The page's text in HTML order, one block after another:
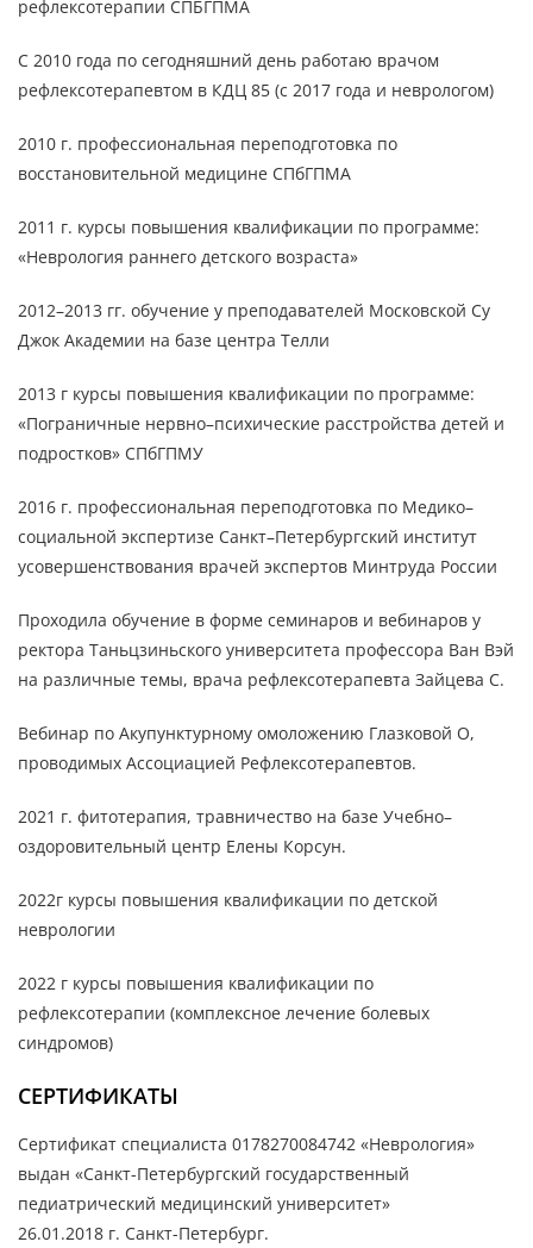
рефлексотерапии СПБГПМА
С 2010 года по сегодняшний день работаю врачом
рефлексотерапевтом в КДЦ 85 (с 2017 года и неврологом)
2010 г. профессиональная переподготовка по
восстановительной медицине СПбГПМА
2011 г. курсы повышения квалификации по программе:
«Неврология раннего детского возраста»
2012–2013 гг. обучение у преподавателей Московской Су
Джок Академии на базе центра Телли
2013 г курсы повышения квалификации по программе:
«Пограничные нервно–психические расстройства детей и
подростков» СПбГПМУ
2016 г. профессиональная переподготовка по Медико–
социальной экспертизе Санкт–Петербургский институт
усовершенствования врачей экспертов Минтруда России
Проходила обучение в форме семинаров и вебинаров у
ректора Таньцзиньского университета профессора Ван Вэй
на различные темы, врача рефлексотерапевта Зайцева С.
Вебинар по Акупунктурному омоложению Глазковой О,
проводимых Ассоциацией Рефлексотерапевтов.
2021 г. фитотерапия, травничество на базе Учебно–
оздоровительный центр Елены Корсун.
2022г курсы повышения квалификации по детской
неврологии
2022 г курсы повышения квалификации по
рефлексотерапии (комплексное лечение болевых
синдромов)
СЕРТИФИКАТЫ
Сертификат специалиста 0178270084742 «Неврология»
выдан «Санкт-Петербургский государственный
педиатрический медицинский университет»
26.01.2018 г. Санкт-Петербург.